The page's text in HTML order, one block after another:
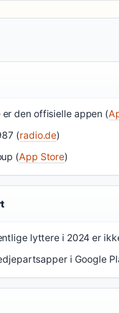
er den offisielle appen (
(radio.de)
(App Store)
lyttere i 2024 er
i Google